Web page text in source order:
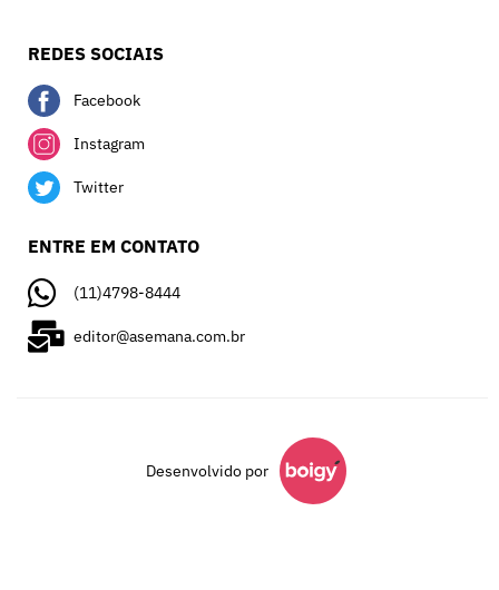
REDES SOCIAIS
Facebook
Instagram
Twitter
ENTRE EM CONTATO
(11)4798-8444
editor@asemana.com.br
Desenvolvido por